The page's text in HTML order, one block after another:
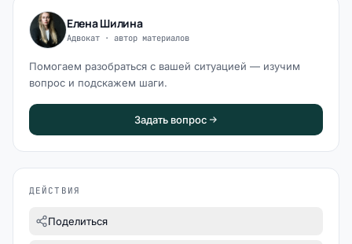
Елена Шилина
Адвокат · автор материалов
Помогаем разобраться с вашей ситуацией — изучим
вопрос и подскажем шаги.
Задать вопрос
ДЕЙСТВИЯ
Поделиться